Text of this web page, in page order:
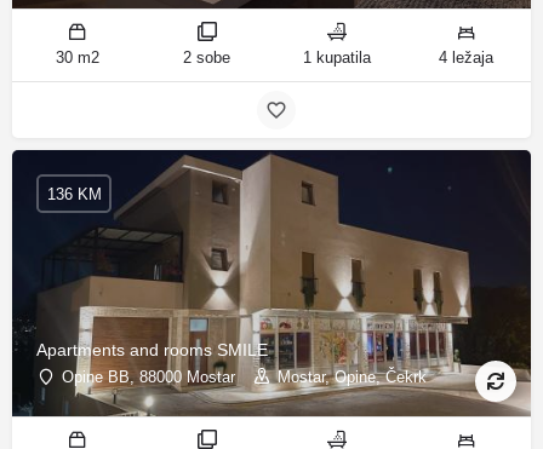
30 m2 2 sobe 1 kupatila 4 ležaja
Apartments and rooms SMILE
Opine BB, 88000 Mostar Mostar, Opine, Čekrk
136 KM